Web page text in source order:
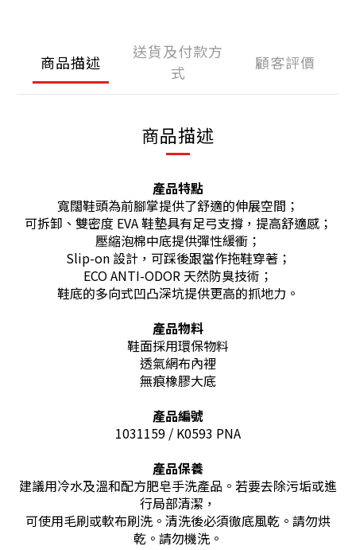
商品描述
送貨及付款方
式
顧客評價
商品描述
產品特點
寬闊鞋頭為前腳掌提供了舒適的伸展空間；
可拆卸、雙密度 EVA 鞋墊具有足弓支撐，提高舒適感；
壓縮泡棉中底提供彈性緩衝；
Slip-on 設計，可踩後跟當作拖鞋穿著；
ECO ANTI-ODOR 天然防臭技術；
鞋底的多向式凹凸深坑提供更高的抓地力。
產品物料
鞋面採用環保物料
透氣網布內裡
無痕橡膠大底
產品編號
1031159 / K0593 PNA
產品保養
建議用冷水及溫和配方肥皂手洗產品。若要去除污垢或進
行局部清潔，
可使用毛刷或軟布刷洗。清洗後必須徹底風乾。請勿烘
乾。請勿機洗。